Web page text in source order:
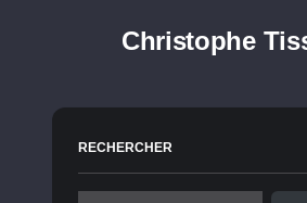
Christophe
RECHERCHER